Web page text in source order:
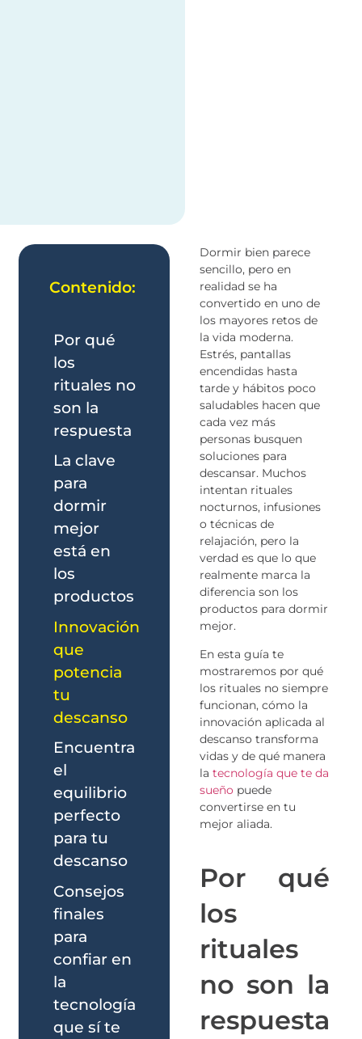
Contenido:
Por qué
los
rituales no
son la
respuesta
La clave
para
dormir
mejor
está en
los
productos
Innovación
que
potencia
tu
descanso
Encuentra
el
equilibrio
perfecto
para tu
descanso
Consejos
finales
para
confiar en
la
tecnología
que sí te
Dormir bien parece
sencillo, pero en
realidad se ha
convertido en uno de
los mayores retos de
la vida moderna.
Estrés, pantallas
encendidas hasta
tarde y hábitos poco
saludables hacen que
cada vez más
personas busquen
soluciones para
descansar. Muchos
intentan rituales
nocturnos, infusiones
o técnicas de
relajación, pero la
verdad es que lo que
realmente marca la
diferencia son los
productos para dormir
mejor.
En esta guía te
mostraremos por qué
los rituales no siempre
funcionan, cómo la
innovación aplicada al
descanso transforma
vidas y de qué manera
latecnología que te da
sueño puede
convertirse en tu
mejor aliada.
Por qué
los
rituales
no son la
respuesta